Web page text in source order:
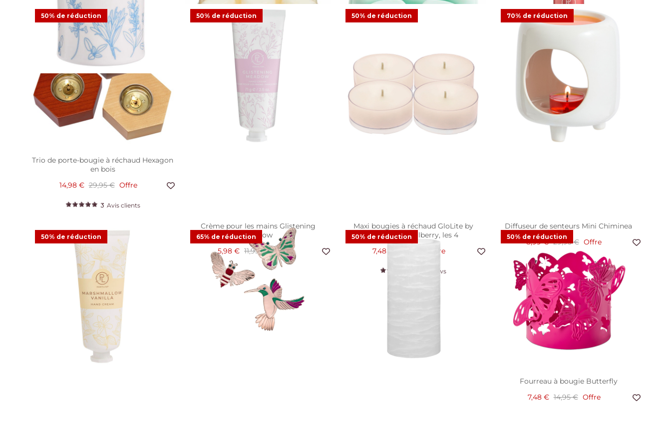
Bougie de massage Sea Salt & Sage
18,48 € 36,95 € Offre
Galets Cœur Scent Plus® Marshmallow
Vanilla
9,23 €
18,45 € Offre
1 Avis
Galets Cœur Scent Plus® Honeydew
9,23 € 18,45 €
Spray d’ambiance Mood Passionate
8,08 € 17,95 € Offre
50% de réduction
Trio de porte-bougie à réchaud Hexagon
en bois
14,98 € 29,95 € Offre
3 Avis clients
50% de réduction
Crème pour les mains Glistening
Meadow
5,98 € 11,95 € Offre
50% de réduction
Maxi bougies à réchaud GloLite by
PartyLite® Mulberry, les 4
7,48 €
Offre
Reviews
70% de réduction
Diffuseur de senteurs Mini Chiminea
8,99 € 29,95 € Offre
Avis clients
50% de réduction 65% de réduction 50% de réduction 50% de réduction
Fourreau à bougie Butterfly
7,48 € 14,95 € Offre